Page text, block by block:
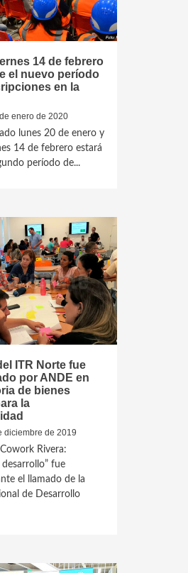
14 de febrero
el nuevo período
en la
enero de 2020
lunes 20 de enero y
14 de febrero estará
período de...
ITR Norte fue
por ANDE en
de bienes
la
diciembre de 2019
Rivera:
fue
el llamado de la
de Desarrollo